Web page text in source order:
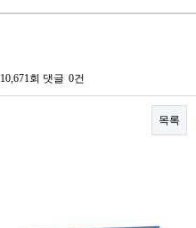
10,671회 댓글 0건
목록